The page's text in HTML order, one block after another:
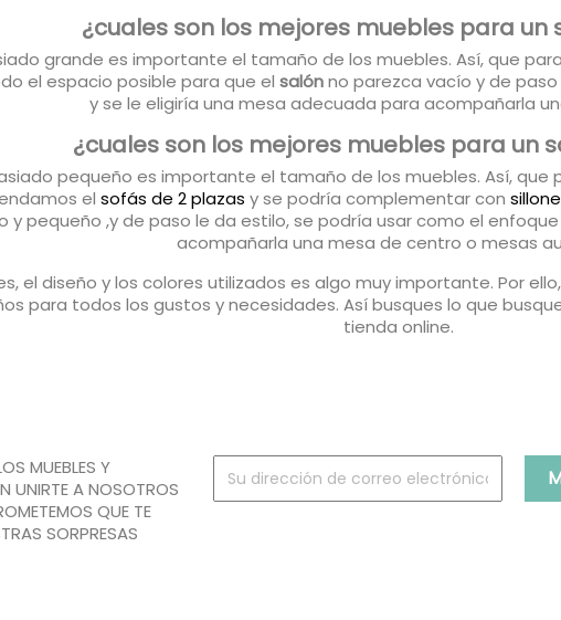
¿cuales son los mejores muebles para un
grande es importante el tamaño de los muebles. Así, que
el espacio posible para que el salónno parezca vacío y de
y se le eligiría una mesa adecuada para acompañarla
¿cuales son los mejores muebles para un
pequeño es importante el tamaño de los muebles. Así,
el sofás de 2 plazas y se podría complementar con
y pequeño ,y de paso le da estilo, se podría usar como el
acompañarla una mesa de centro o mesas
el diseño y los colores utilizados es algo muy importante. Por
para todos los gustos y necesidades. Así busques lo que
tienda online.
MUEBLES Y
UNIRTE A NOSOTROS
QUE TE
SORPRESAS